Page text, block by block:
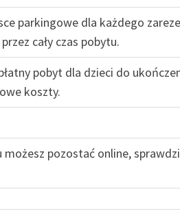
parkingowe dla każdego
cały czas pobytu.
pobyt dla dzieci do
koszty.
pozostać online,